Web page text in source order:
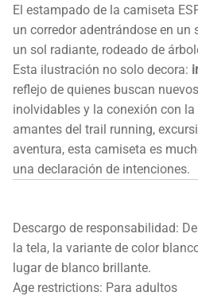
El estampado de la camiseta
un corredor adentrándose en
un sol radiante, rodeado de
Esta ilustración no solo decora:
reflejo de quienes buscan
inolvidables y la conexión con
amantes del trail running,
aventura, esta camiseta es
una declaración de intenciones.
Descargo de responsabilidad:
la tela, la variante de color
lugar de blanco brillante.
Age restrictions: Para adultos